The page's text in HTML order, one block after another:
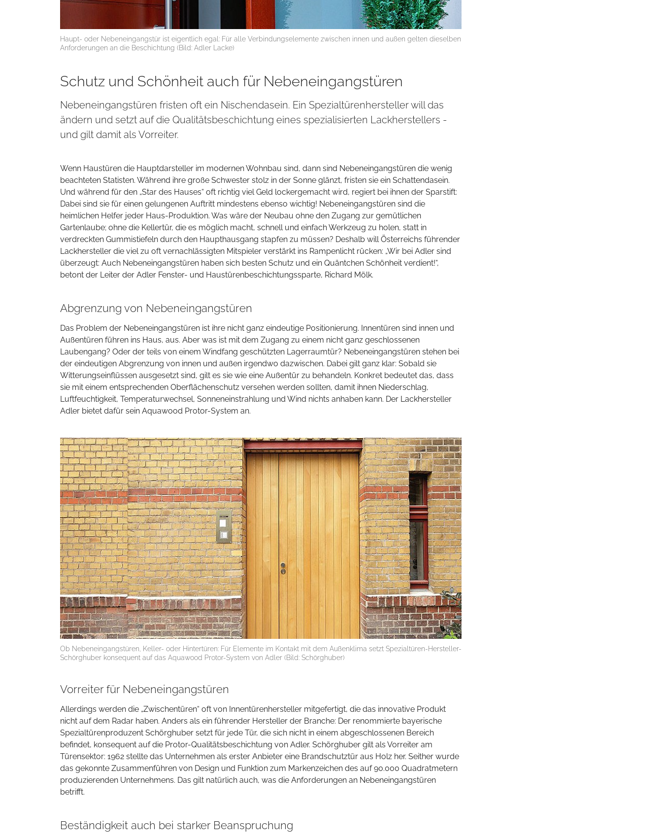
Haupt- oder Nebeneingangstür ist eigentlich egal: Für alle Verbindungselemente zwischen innen und außen gelten dieselben
Anforderungen an die Beschichtung (Bild: Adler Lacke)
Schutz und Schönheit auch für Nebeneingangstüren
Nebeneingangstüren fristen oft ein Nischendasein. Ein Spezialtürenhersteller will das
ändern und setzt auf die Qualitätsbeschichtung eines spezialisierten Lackherstellers -
und gilt damit als Vorreiter.
Wenn Haustüren die Hauptdarsteller im modernen Wohnbau sind, dann sind Nebeneingangstüren die wenig
beachteten Statisten. Während ihre große Schwester stolz in der Sonne glänzt, fristen sie ein Schattendasein.
Und während für den „Star des Hauses“ oft richtig viel Geld lockergemacht wird, regiert bei ihnen der Sparstift:
Dabei sind sie für einen gelungenen Auftritt mindestens ebenso wichtig! Nebeneingangstüren sind die
heimlichen Helfer jeder Haus-Produktion. Was wäre der Neubau ohne den Zugang zur gemütlichen
Gartenlaube; ohne die Kellertür, die es möglich macht, schnell und einfach Werkzeug zu holen, statt in
verdreckten Gummistiefeln durch den Haupthausgang stapfen zu müssen? Deshalb will Österreichs führender
Lackhersteller die viel zu oft vernachlässigten Mitspieler verstärkt ins Rampenlicht rücken: „Wir bei Adler sind
überzeugt: Auch Nebeneingangstüren haben sich besten Schutz und ein Quäntchen Schönheit verdient!“,
betont der Leiter der Adler Fenster- und Haustürenbeschichtungssparte, Richard Mölk.
Abgrenzung von Nebeneingangstüren
Das Problem der Nebeneingangstüren ist ihre nicht ganz eindeutige Positionierung. Innentüren sind innen und
Außentüren führen ins Haus, aus. Aber was ist mit dem Zugang zu einem nicht ganz geschlossenen
Laubengang? Oder der teils von einem Windfang geschützten Lagerraumtür? Nebeneingangstüren stehen bei
der eindeutigen Abgrenzung von innen und außen irgendwo dazwischen. Dabei gilt ganz klar: Sobald sie
Witterungseinflüssen ausgesetzt sind, gilt es sie wie eine Außentür zu behandeln. Konkret bedeutet das, dass
sie mit einem entsprechenden Oberflächenschutz versehen werden sollten, damit ihnen Niederschlag,
Luftfeuchtigkeit, Temperaturwechsel, Sonneneinstrahlung und Wind nichts anhaben kann. Der Lackhersteller
Adler bietet dafür sein Aquawood Protor-System an.
Ob Nebeneingangstüren, Keller- oder Hintertüren: Für Elemente im Kontakt mit dem Außenklima setzt Spezialtüren-Hersteller-
Schörghuber konsequent auf das Aquawood Protor-System von Adler (Bild: Schörghuber)
Vorreiter für Nebeneingangstüren
Allerdings werden die „Zwischentüren“ oft von Innentürenhersteller mitgefertigt, die das innovative Produkt
nicht auf dem Radar haben. Anders als ein führender Hersteller der Branche: Der renommierte bayerische
Spezialtürenproduzent Schörghuber setzt für jede Tür, die sich nicht in einem abgeschlossenen Bereich
befindet, konsequent auf die Protor-Qualitätsbeschichtung von Adler. Schörghuber gilt als Vorreiter am
Türensektor: 1962 stellte das Unternehmen als erster Anbieter eine Brandschutztür aus Holz her. Seither wurde
das gekonnte Zusammenführen von Design und Funktion zum Markenzeichen des auf 90.000 Quadratmetern
produzierenden Unternehmens. Das gilt natürlich auch, was die Anforderungen an Nebeneingangstüren
betrifft.
Beständigkeit auch bei starker Beanspruchung